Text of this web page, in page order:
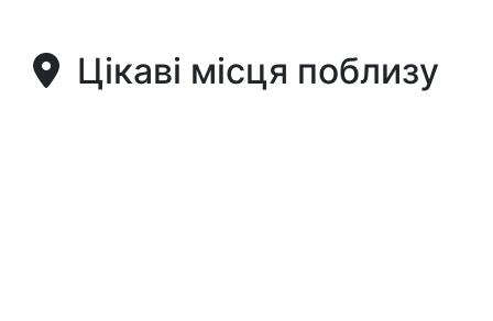
Цікаві місця поблизу